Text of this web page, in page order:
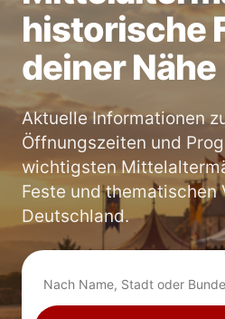
historische
deiner Nähe
Aktuelle Informationen
Öffnungszeiten und
wichtigsten
Feste und thematischen
Deutschland.